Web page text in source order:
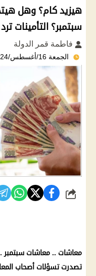
هيزيد كام؟ وهل
سبتمبر؟ التأمينات ترد
فاطمة قمر الدولة
الجمعة 16/أغسطس/2024 - 01:04 م
شارك
معاشات .. معاشات سبتمبر
تصدرت تسؤلات أصحاب